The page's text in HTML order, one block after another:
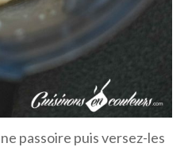
passoire puis versez-les